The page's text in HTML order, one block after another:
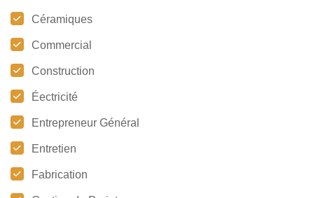
Céramiques
Commercial
Construction
Éectricité
Entrepreneur Général
Entretien
Fabrication